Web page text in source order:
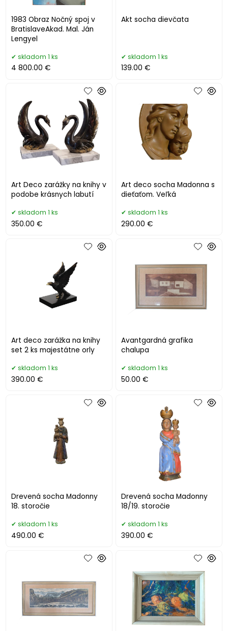
1983 Obraz Nočný spoj v
BratislaveAkad. Mal. Ján
Lengyel
skladom 1 ks
4 800.00 €
Akt socha dievčata
skladom 1 ks
139.00 €
Art Deco zarážky na knihy v
podobe krásnych labutí
skladom 1 ks
350.00 €
Art deco socha Madonna s
dieťaťom. Veľká
skladom 1 ks
290.00 €
Art deco zarážka na knihy
set 2 ks majestátne orly
skladom 1 ks
390.00 €
Avantgardná grafika
chalupa
skladom 1 ks
50.00 €
Drevená socha Madonny
18. storočie
skladom 1 ks
490.00 €
Drevená socha Madonny
18/19. storočie
skladom 1 ks
390.00 €